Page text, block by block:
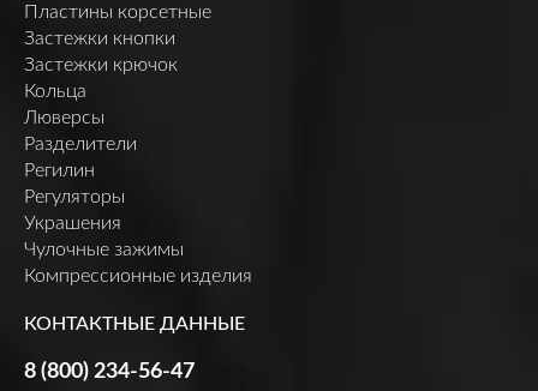
Пластины корсетные
Застежки кнопки
Застежки крючок
Кольца
Люверсы
Разделители
Регилин
Регуляторы
Украшения
Чулочные зажимы
Компрессионные изделия
КОНТАКТНЫЕ ДАННЫЕ
8 (800) 234-56-47